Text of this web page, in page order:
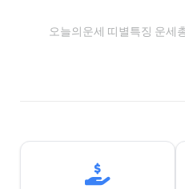
오늘의운세 띠별특징 운세